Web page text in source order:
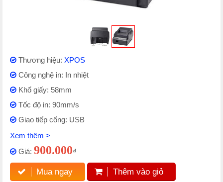
Thương hiệu: XPOS
Công nghệ in: In nhiệt
Khổ giấy: 58mm
Tốc độ in: 90mm/s
Giao tiếp cổng: USB
Xem thêm >
Giá: 900.000₫
Mua ngay Thêm vào giỏ